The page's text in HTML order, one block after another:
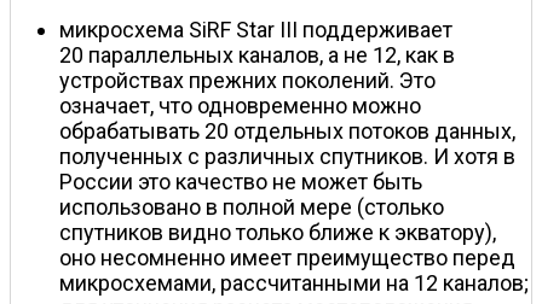
микросхема SiRF Star III поддерживает
20 параллельных каналов, а не 12, как в
устройствах прежних поколений. Это
означает, что одновременно можно
обрабатывать 20 отдельных потоков данных,
полученных с различных спутников. И хотя в
России это качество не может быть
использовано в полной мере (столько
спутников видно только ближе к экватору),
оно несомненно имеет преимущество перед
микросхемами, рассчитанными на 12 каналов;